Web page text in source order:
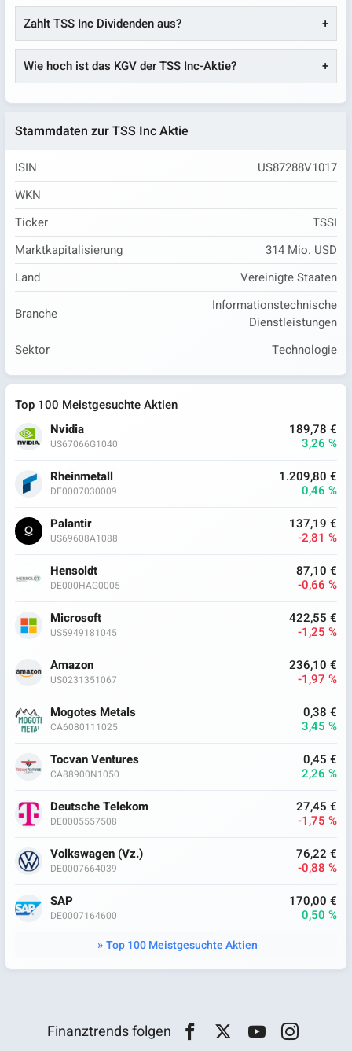
Zahlt TSS Inc Dividenden aus?
Wie hoch ist das KGV der TSS Inc-Aktie?
Stammdaten zur TSS Inc Aktie
ISIN
US87288V1017
WKN
Ticker
TSSI
Marktkapitalisierung
314 Mio. USD
Land
Vereinigte Staaten
Branche
Informationstechnische
Dienstleistungen
Sektor
Technologie
Top 100 Meistgesuchte Aktien
Nvidia
US67066G1040
189,78 €
3,26 %
Rheinmetall
DE0007030009
1.209,80 €
0,46 %
Palantir
US69608A1088
137,19 €
-2,81 %
Hensoldt
DE000HAG0005
87,10 €
-0,66 %
Microsoft
US5949181045
422,55 €
-1,25 %
Amazon
US0231351067
236,10 €
-1,97 %
Mogotes Metals
CA6080111025
0,38 €
3,45 %
Tocvan Ventures
CA88900N1050
0,45 €
2,26 %
Deutsche Telekom
DE0005557508
27,45 €
-1,75 %
Volkswagen (Vz.)
DE0007664039
76,22 €
-0,88 %
SAP
DE0007164600
170,00 €
0,50 %
Top 100 Meistgesuchte Aktien
Finanztrends folgen